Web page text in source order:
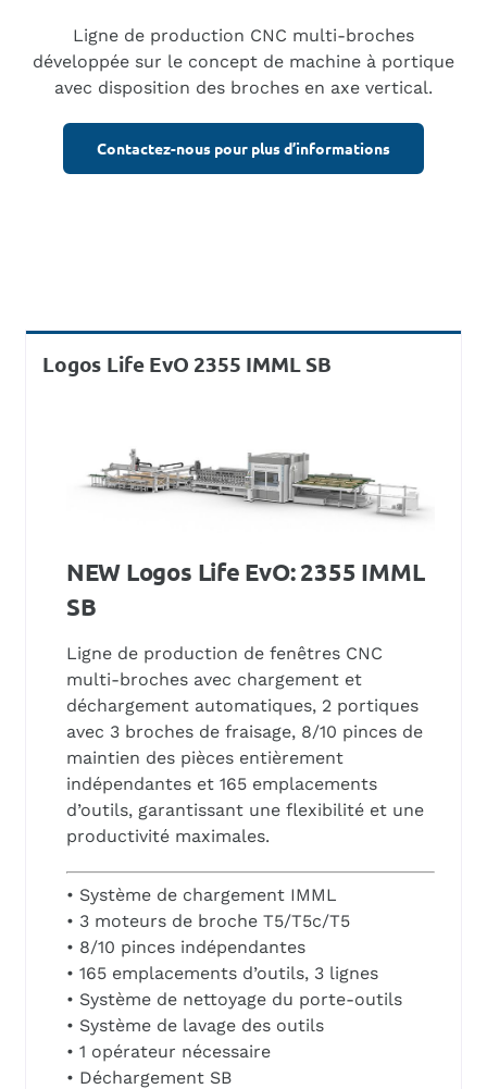
Ligne de production CNC multi-broches
développée sur le concept de machine à portique
avec disposition des broches en axe vertical.
Contactez-nous pour plus d’informations
Logos Life EvO 2355 IMML SB
NEW Logos Life EvO: 2355 IMML
SB
Ligne de production de fenêtres CNC
multi-broches avec chargement et
déchargement automatiques, 2 portiques
avec 3 broches de fraisage, 8/10 pinces de
maintien des pièces entièrement
indépendantes et 165 emplacements
d’outils, garantissant une flexibilité et une
productivité maximales.
• Système de chargement IMML
• 3 moteurs de broche T5/T5c/T5
• 8/10 pinces indépendantes
• 165 emplacements d’outils, 3 lignes
• Système de nettoyage du porte-outils
• Système de lavage des outils
• 1 opérateur nécessaire
• Déchargement SB